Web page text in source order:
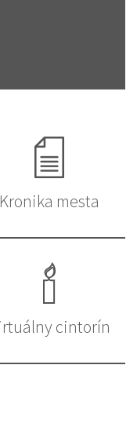
Kronika mesta
cintorín